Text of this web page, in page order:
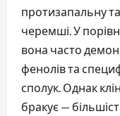
протизапальну
черемші. У
вона часто
фенолів та
сполук. Однак
бракує —